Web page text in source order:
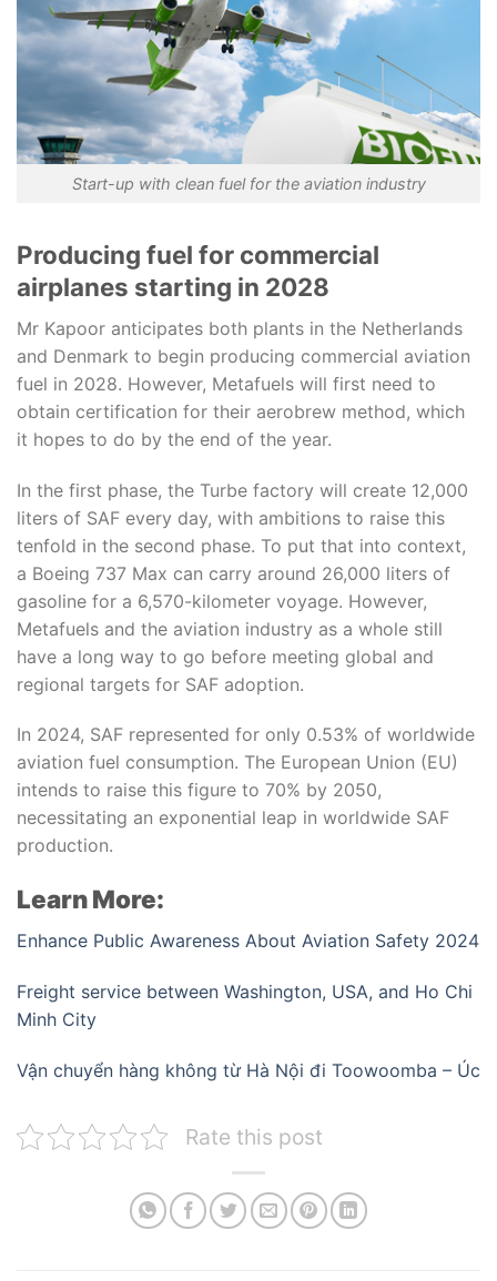
Start-up with clean fuel for the aviation industry
Producing fuel for commercial
airplanes starting in 2028
Mr Kapoor anticipates both plants in the Netherlands
and Denmark to begin producing commercial aviation
fuel in 2028. However, Metafuels will first need to
obtain certification for their aerobrew method, which
it hopes to do by the end of the year.
In the first phase, the Turbe factory will create 12,000
liters of SAF every day, with ambitions to raise this
tenfold in the second phase. To put that into context,
a Boeing 737 Max can carry around 26,000 liters of
gasoline for a 6,570-kilometer voyage. However,
Metafuels and the aviation industry as a whole still
have a long way to go before meeting global and
regional targets for SAF adoption.
In 2024, SAF represented for only 0.53% of worldwide
aviation fuel consumption. The European Union (EU)
intends to raise this figure to 70% by 2050,
necessitating an exponential leap in worldwide SAF
production.
Learn More:
Enhance Public Awareness About Aviation Safety 2024
Freight service between Washington, USA, and Ho Chi
Minh City
Vận chuyển hàng không từ Hà Nội đi Toowoomba – Úc
Rate this post